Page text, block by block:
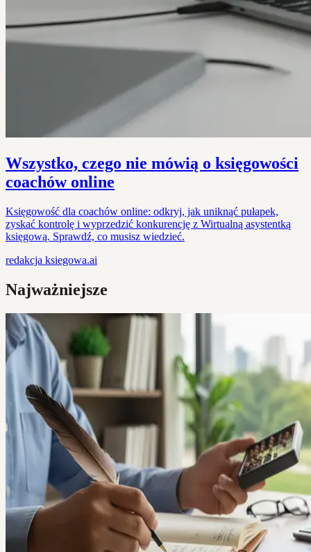
Wszystko, czego nie mówią o księgowości
coachów online
Księgowość dla coachów online: odkryj, jak uniknąć pułapek,
zyskać kontrolę i wyprzedzić konkurencję z Wirtualną asystentką
księgową. Sprawdź, co musisz wiedzieć.
redakcja ksiegowa.ai
Najważniejsze